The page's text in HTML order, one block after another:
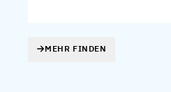
MEHR FINDEN